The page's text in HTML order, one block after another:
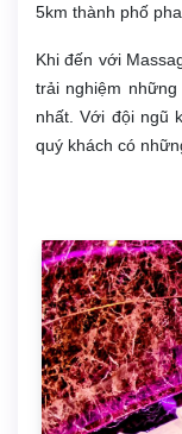
5km thành phố
Khi đến với
trải nghiệm
nhất. Với đội ngũ
quý khách có